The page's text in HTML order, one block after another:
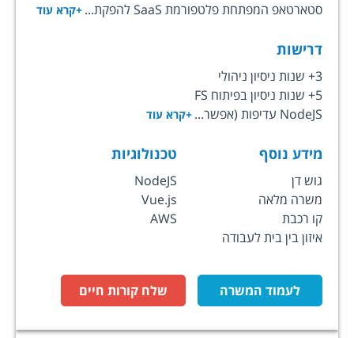
סטארטאפ המפתחת פלטפורמת SaaS להפקת...
+קרא עוד
דרישות
3+ שנות ניסיון ניהולי
5+ שנות ניסיון בפיתוח FS
NodeJS עדיפות (אפשר...
+קרא עוד
מידע נוסף
גוש דן
משרה מלאה
קו רכבת
איזון בין בית לעבודה
טכנולוגיות
NodeJS
Vue.js
AWS
לעמוד המשרה שלח קורות חיים